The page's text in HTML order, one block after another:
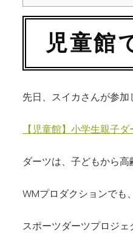
児童館
先日、スイカさんが参加
【児童館】小学生親子
ダーツは、子どもから高
WMプロダクションでも
スポーツダーツプロジ